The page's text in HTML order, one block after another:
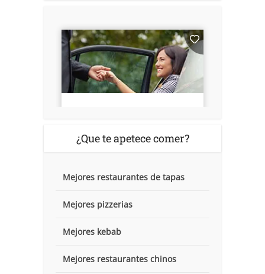
¿Que te apetece comer?
Mejores restaurantes de tapas
Mejores pizzerias
Mejores kebab
Mejores restaurantes chinos